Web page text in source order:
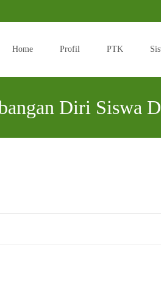
Home Profil PTK
Diri Siswa